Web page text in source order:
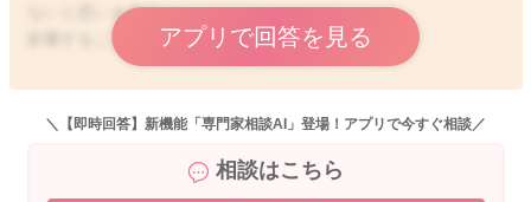
ないと思いますよ。
影響することもないと思います。
どうぞよろしくお願いします。
アプリで回答を見る
＼【即時回答】新機能「専門家相談AI」登場！アプリで今すぐ相談／
相談はこちら